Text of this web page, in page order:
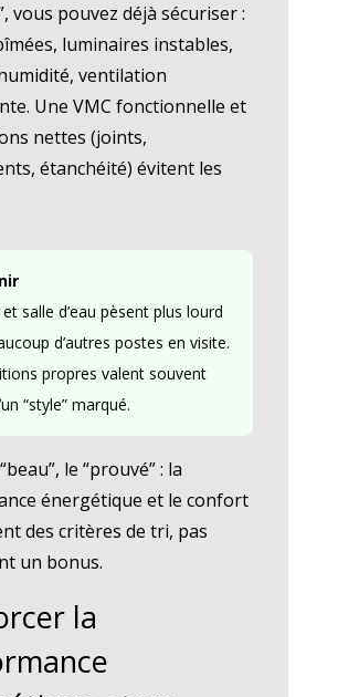
vous pouvez déjà sécuriser :
luminaires instables,
ventilation
Une VMC fonctionnelle et
nettes (joints,
étanchéité) évitent les
salle d’eau pèsent plus lourd
d’autres postes en visite.
propres valent souvent
“style” marqué.
le “prouvé” : la
énergétique et le confort
des critères de tri, pas
un bonus.
la